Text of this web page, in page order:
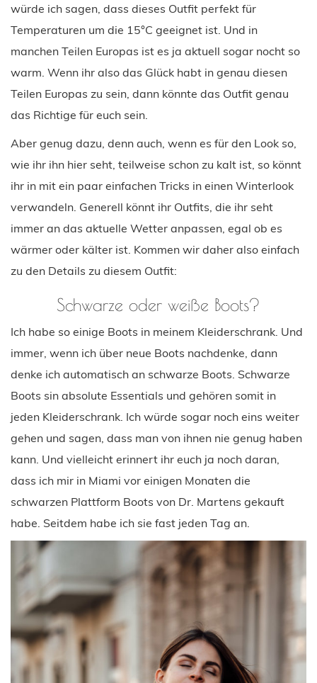
würde ich sagen, dass dieses Outfit perfekt für
Temperaturen um die 15°C geeignet ist. Und in
manchen Teilen Europas ist es ja aktuell sogar nocht so
warm. Wenn ihr also das Glück habt in genau diesen
Teilen Europas zu sein, dann könnte das Outfit genau
das Richtige für euch sein.
Aber genug dazu, denn auch, wenn es für den Look so,
wie ihr ihn hier seht, teilweise schon zu kalt ist, so könnt
ihr in mit ein paar einfachen Tricks in einen Winterlook
verwandeln. Generell könnt ihr Outfits, die ihr seht
immer an das aktuelle Wetter anpassen, egal ob es
wärmer oder kälter ist. Kommen wir daher also einfach
zu den Details zu diesem Outfit:
Schwarze oder weiße Boots?
Ich habe so einige Boots in meinem Kleiderschrank. Und
immer, wenn ich über neue Boots nachdenke, dann
denke ich automatisch an schwarze Boots. Schwarze
Boots sin absolute Essentials und gehören somit in
jeden Kleiderschrank. Ich würde sogar noch eins weiter
gehen und sagen, dass man von ihnen nie genug haben
kann. Und vielleicht erinnert ihr euch ja noch daran,
dass ich mir in Miami vor einigen Monaten die
schwarzen Plattform Boots von Dr. Martens gekauft
habe. Seitdem habe ich sie fast jeden Tag an.